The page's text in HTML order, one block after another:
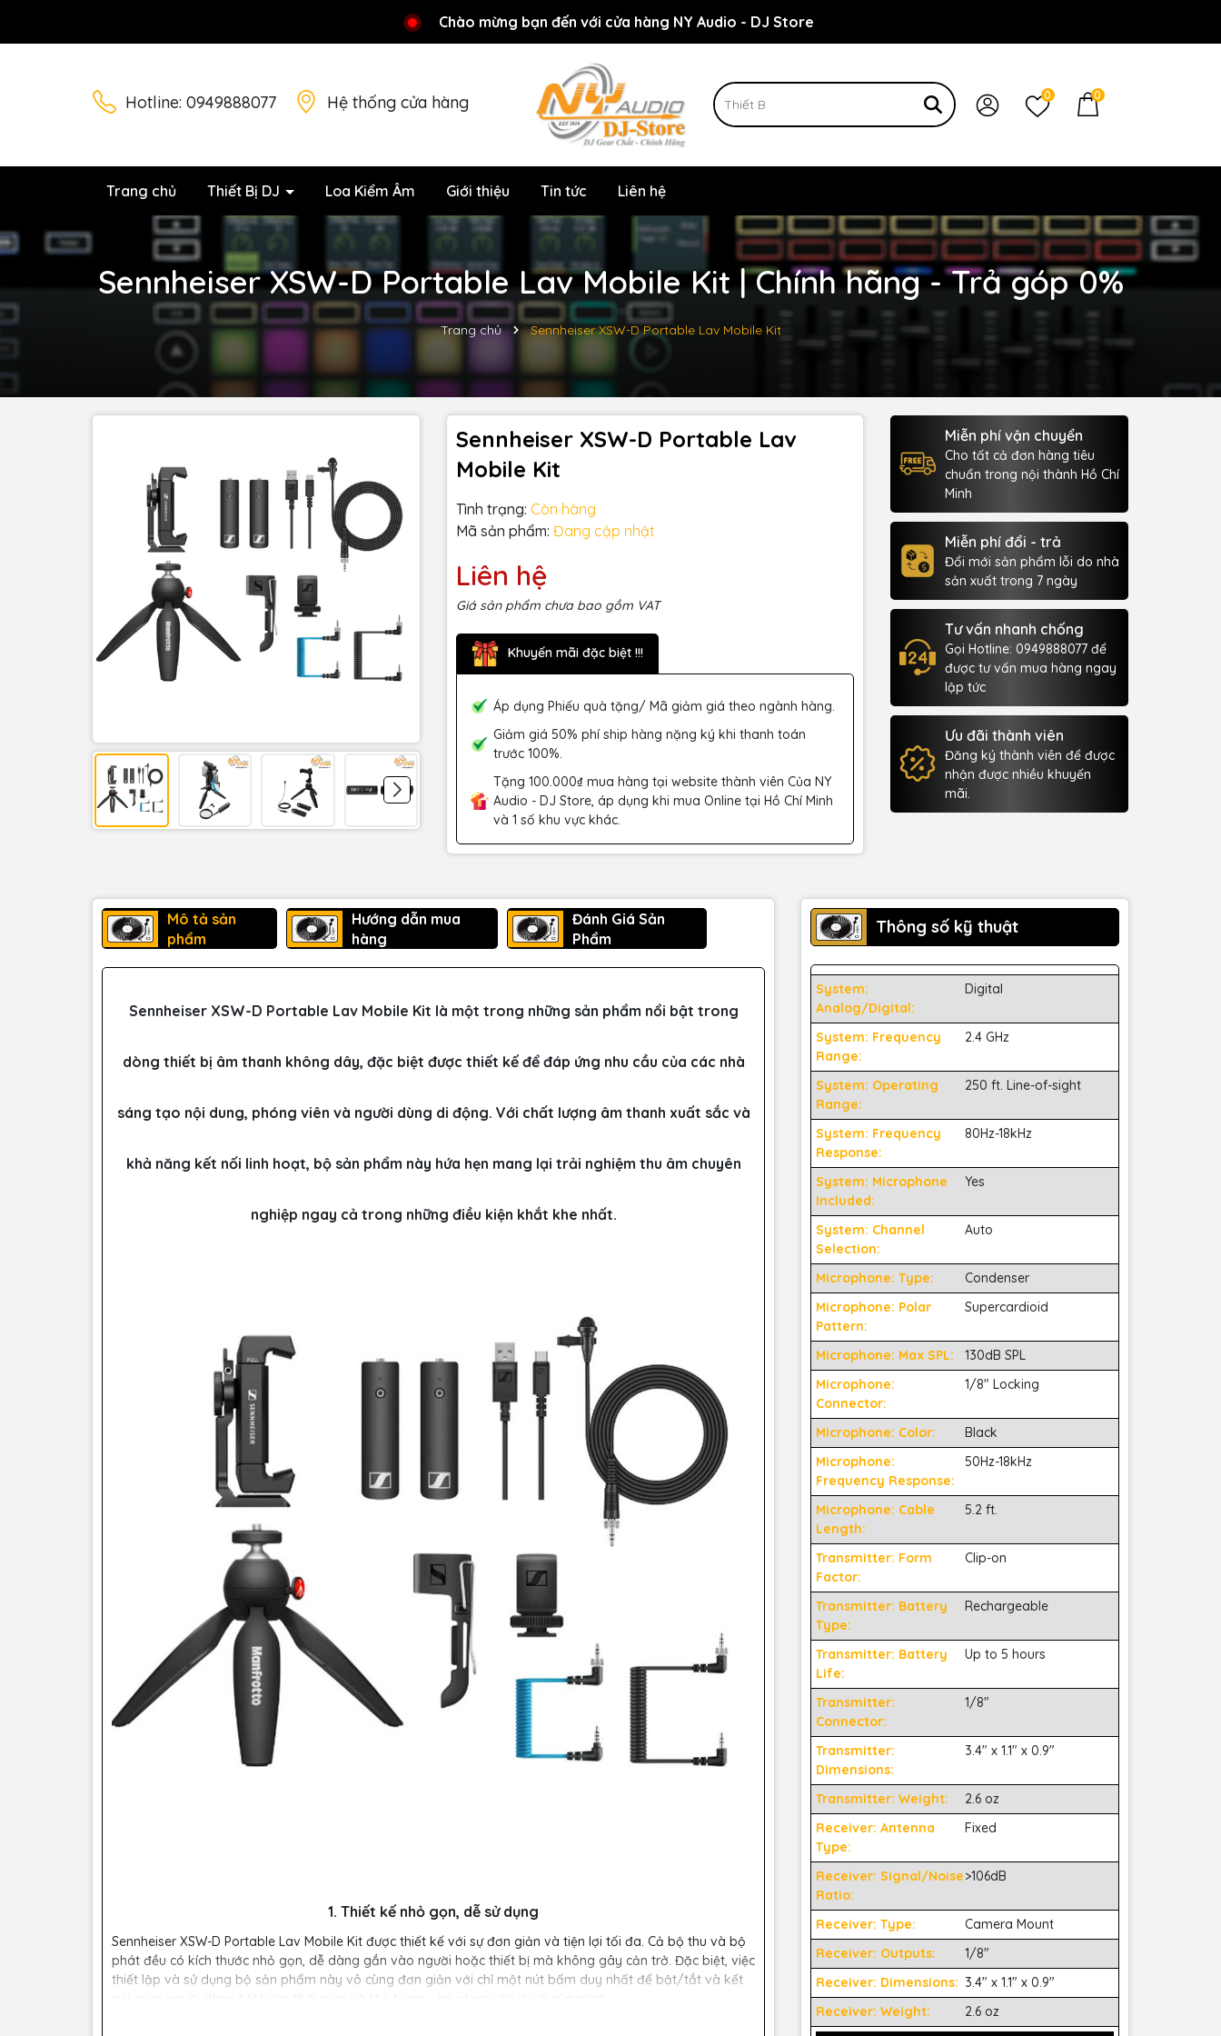
Chào mừng bạn đến với cửa hàng NY Audio - DJ Store
Rất nhiều ưu đãi và chương trình khuyến mãi đang chờ đợi bạn
Hotline: 0949888077 Hệ thống cửa hàng 0 0
Trang chủ Thiết Bị DJ Loa Kiểm Âm Giới thiệu Tin tức Liên hệ
Sennheiser XSW-D Portable Lav Mobile Kit | Chính hãng - Trả góp 0%
Trang chủ Sennheiser XSW-D Portable Lav Mobile Kit
Sennheiser XSW-D Portable Lav
Mobile Kit
Tình trạng: Còn hàng
Mã sản phẩm: Đang cập nhật
Liên hệ
Giá sản phẩm chưa bao gồm VAT
Khuyến mãi đặc biệt !!!
Áp dụng Phiếu quà tặng/ Mã giảm giá theo ngành hàng.
Giảm giá 50% phí ship hàng nặng ký khi thanh toán
trước 100%.
Tặng 100.000₫ mua hàng tại website thành viên Của NY
Audio - DJ Store, áp dụng khi mua Online tại Hồ Chí Minh
và 1 số khu vực khác.
Miễn phí vận chuyển
Cho tất cả đơn hàng tiêu
chuẩn trong nội thành Hồ Chí
Minh
Miễn phí đổi - trả
Đổi mới sản phẩm lỗi do nhà
sản xuất trong 7 ngày
Tư vấn nhanh chống
Gọi Hotline: 0949888077 để
được tư vấn mua hàng ngay
lập tức
Ưu đãi thành viên
Đăng ký thành viên để được
nhận được nhiều khuyến
mãi.
Mô tả sản
phẩm
Hướng dẫn mua
hàng
Đánh Giá Sản
Phẩm
Sennheiser XSW-D Portable Lav Mobile Kit là một trong những sản phẩm nổi bật trong
dòng thiết bị âm thanh không dây, đặc biệt được thiết kế để đáp ứng nhu cầu của các nhà
sáng tạo nội dung, phóng viên và người dùng di động. Với chất lượng âm thanh xuất sắc và
khả năng kết nối linh hoạt, bộ sản phẩm này hứa hẹn mang lại trải nghiệm thu âm chuyên
nghiệp ngay cả trong những điều kiện khắt khe nhất.
1. Thiết kế nhỏ gọn, dễ sử dụng
Sennheiser XSW-D Portable Lav Mobile Kit được thiết kế với sự đơn giản và tiện lợi tối đa. Cả bộ thu và bộ
phát đều có kích thước nhỏ gọn, dễ dàng gắn vào người hoặc thiết bị mà không gây cản trở. Đặc biệt, việc
thiết lập và sử dụng bộ sản phẩm này vô cùng đơn giản với chỉ một nút bấm duy nhất để bật/tắt và kết
nối, giúp người dùng tiết kiệm thời gian và tập trung vào công việc chính của mình.
Thông số kỹ thuật
System:
Analog/Digital:
Digital
System: Frequency
Range:
2.4 GHz
System: Operating
Range:
250 ft. Line-of-sight
System: Frequency
Response:
80Hz-18kHz
System: Microphone
Included:
Yes
System: Channel
Selection:
Auto
Microphone: Type:
Condenser
Microphone: Polar
Pattern:
Supercardioid
Microphone: Max SPL:
130dB SPL
Microphone:
Connector:
1/8" Locking
Microphone: Color:
Black
Microphone:
Frequency Response:
50Hz-18kHz
Microphone: Cable
Length:
5.2 ft.
Transmitter: Form
Factor:
Clip-on
Transmitter: Battery
Type:
Rechargeable
Transmitter: Battery
Life:
Up to 5 hours
Transmitter:
Connector:
1/8"
Transmitter:
Dimensions:
3.4" x 1.1" x 0.9"
Transmitter: Weight:
2.6 oz
Receiver: Antenna
Type:
Fixed
Receiver: Signal/Noise
Ratio:
>106dB
Receiver: Type:
Camera Mount
Receiver: Outputs:
1/8"
Receiver: Dimensions: 3.4" x 1.1" x 0.9"
Receiver: Weight:
2.6 oz